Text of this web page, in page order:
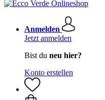
Anmelden
Jetzt anmelden
Bist du neu hier?
Konto erstellen